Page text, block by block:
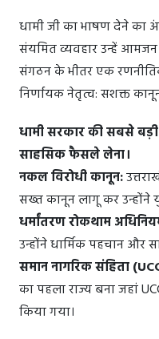
धामी जी का भाषण देने का
संयमित व्यवहार उन्हें
संगठन के भीतर एक
निर्णायक नेतृत्व: सशक्त
धामी सरकार की सबसे
साहसिक फैसले लेना।
नकल विरोधी कानून:
सख्त कानून लागू कर उन्होंने
धर्मांतरण रोकथाम
उन्होंने धार्मिक पहचान
समान नागरिक संहिता
का पहला राज्य बना जहां
किया गया।